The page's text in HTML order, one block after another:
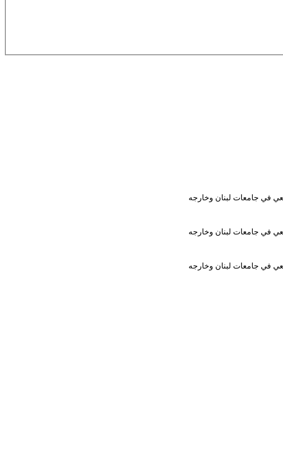
في جامعات لبنان وخارجه
في جامعات لبنان وخارجه
في جامعات لبنان وخارجه